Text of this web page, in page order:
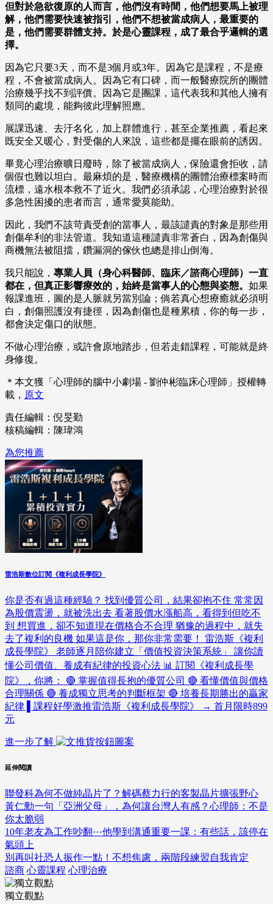
但對於急欲復原的人而言，他們沒有時間，他們想要馬上被理
解，他們需要快速被指引，他們不想被當成病人，最重要的
是，他們需要群體支持。於是心靈課程，成了最合乎邏輯的選
擇。
因為它只要3天，而不是3個月或3年。因為它是課程，不是療
程，不會被當成病人。因為它有口碑，而一般醫療院所的團體
治療幾乎找不到評價。因為它是團課，這代表我和其他人擁有
類同的處境，能夠彼此理解照應。
展課迅速、去汙名化，加上群體進行，甚至企業推薦，看起來
既安全又暖心，對受傷的人來說，這些都是擺在眼前的誘因。
畢竟心理治療曠日廢時，除了被當成病人，保險還會拒收，請
個假也難以坦白。最麻煩的是，醫療機構的團體治療標案時而
流標，遠水根本救不了近火。我們必須承認，心理治療對於很
多急性困擾的患者而言，通常愛莫能助。
因此，我們不該苛責受創的當事人，最該譴責的對象是那些用
創傷牟利的非法管道。我知道這種譴責非常蒼白，因為創傷與
商機無法被阻擋，鑽漏洞的傢伙也總是排山倒海。
我只能說， 專業人員（身心科醫師、臨床／諮商心理師）一直
都在，但真正影響療效的，始終是當事人的心態與姿態。 如果
報課進班，圖的是人脈就另當別論；倘若真心想療癒就必須明
白，創傷照護沒有捷徑，因為創傷也是種累積，你的每一步，
都會決定傷口的狀態。
不做心理治療，或許會原地踏步，但若走錯課程，可能就是終
身修復。
＊本文獲「心理師的腦中小劇場 - 劉仲彬臨床心理師」授權轉
載， 原文
責任編輯：倪旻勤
核稿編輯：陳瑋鴻
為您推薦
雷浩斯數位訂閱《複利成長學院》
你是否有過這種經驗？ 找到優質公司，結果卻抱不住 常常因
為股價震盪，就被洗出去 看著股價水漲船高，看得到但吃不
到 想買進，卻不知道現在價格合不合理 猶豫的過程中，就失
去了複利的良機 如果這是你，那你非常需要！ 雷浩斯《複利
成長學院》 老師逐月陪你建立「價值投資決策系統」 讓你讀
懂公司價值、養成有紀律的投資心法 📊 訂閱《複利成長學
院》，你將： 🔴 掌握值得長抱的優質公司 🔴 看懂價值與價格
合理關係 🔴 養成獨立思考的判斷框架 🔴 培養長期勝出的贏家
紀律 ▌課程好學激推雷浩斯《複利成長學院》 → 首月限時899
元
進一步了解
延伸閱讀
聯發科為何不做純晶片了？解碼蔡力行的客製晶片擴張野心
黃仁勳一句「亞洲父母」，為何讓台灣人有感？心理師：不是
你太脆弱
10年老友為工作吵翻⋯他學到溝通重要一課：有些話，該停在
氣頭上
別再叫社恐人振作一點！不想焦慮，兩階段練習自我肯定
諮商 心靈課程 心理治療
獨立觀點